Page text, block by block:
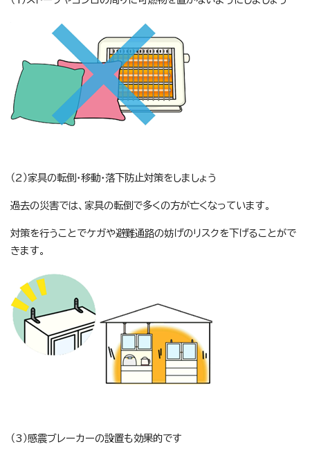
（2）家具の転倒・移動・落下防止対策をしましょう
過去の災害では、家具の転倒で多くの方が亡くなっています。
対策を行うことでケガや避難通路の妨げのリスクを下げることがで
きます。
（3）感震ブレーカーの設置も効果的です